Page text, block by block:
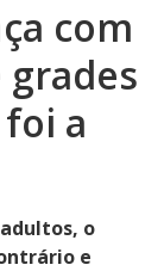
com
grades
a
o
e